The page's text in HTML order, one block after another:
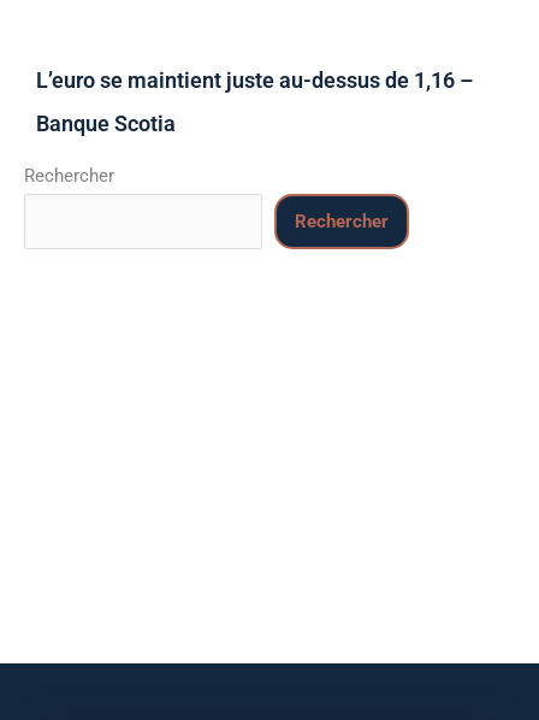
L’euro se maintient juste au-dessus de 1,16 –
Banque Scotia
Rechercher
Rechercher